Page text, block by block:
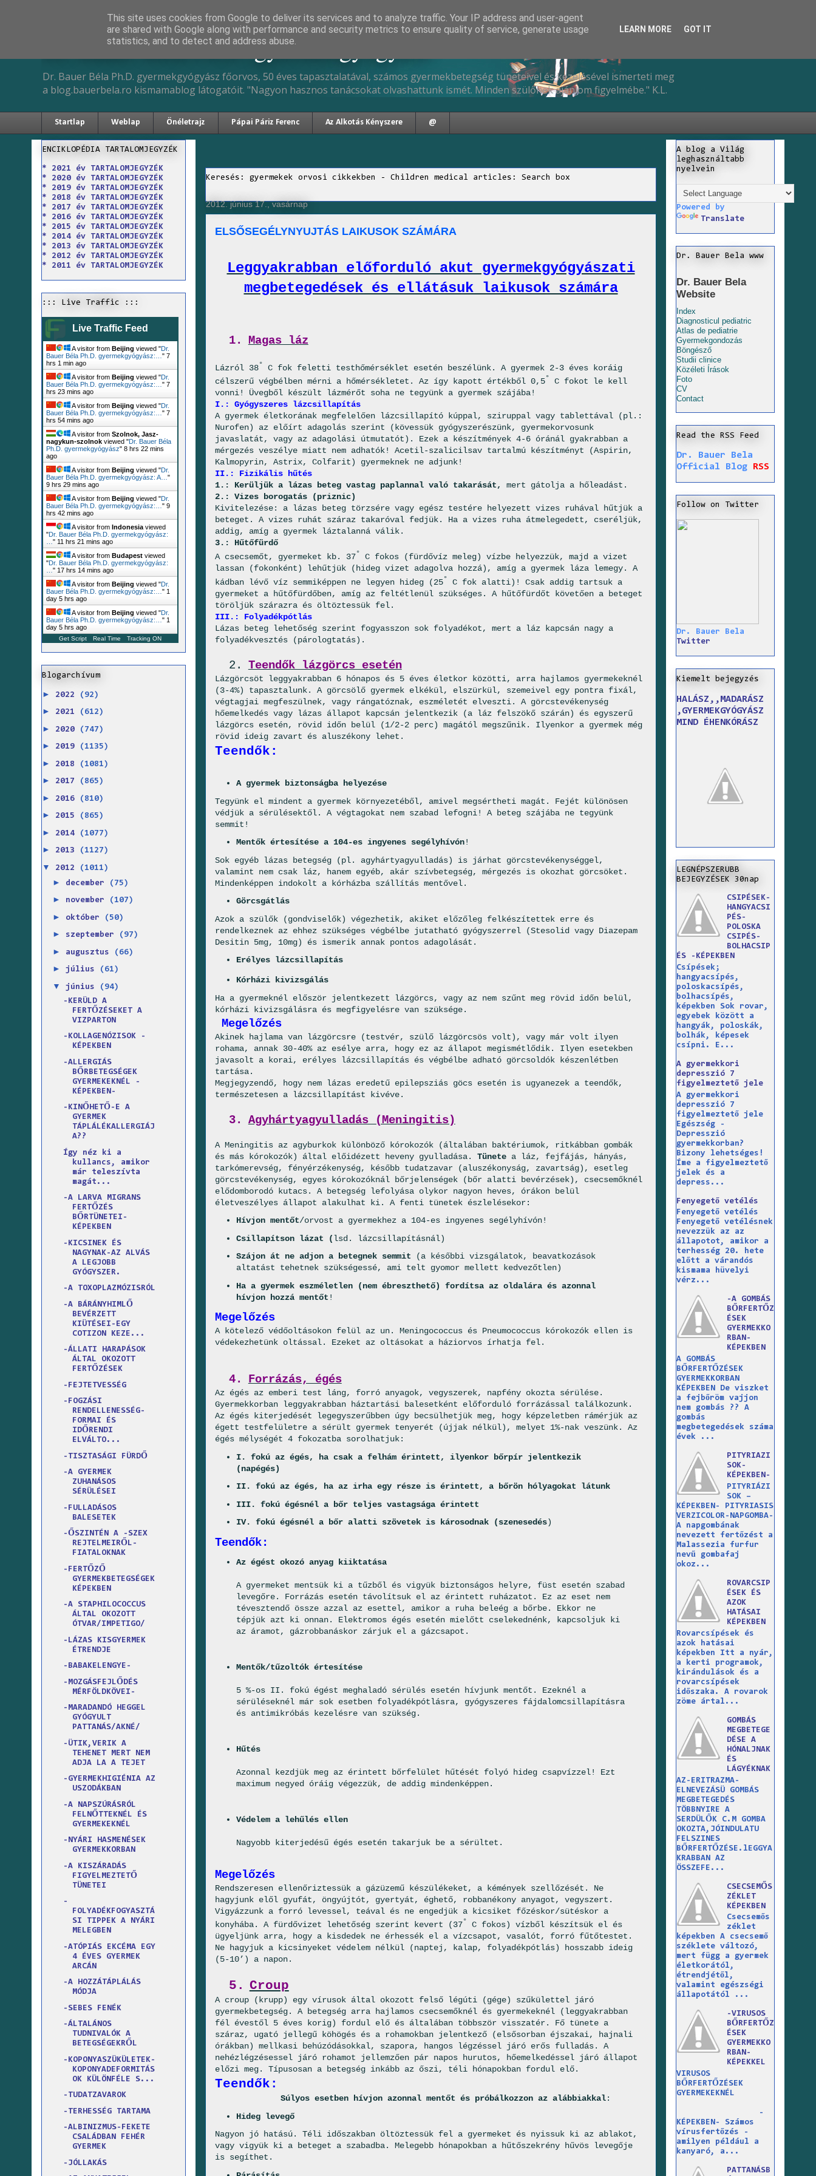
Dr. Bauer Béla Ph.D. gyermekgyógyász
Dr. Bauer Béla Ph.D. gyermekgyógyász főorvos, 50 éves tapasztalatával, számos gyermekbetegség tüneteivel és kezelésével ismerteti meg
a blog.bauerbela.ro kismamablog látogatóit. "Nagyon hasznos tanácsokat olvashattunk ismét. Minden szülőnek ajánlom figyelmébe." K.L.
Startlap Weblap Önéletrajz Pápai Páriz Ferenc Az Alkotás Kényszere @
Keresés: gyermekek orvosi cikkekben - Children medical articles: Search box
2012. június 17., vasárnap
ELSŐSEGÉLYNYUJTÁS LAIKUSOK SZÁMÁRA
Leggyakrabban előforduló akut gyermekgyógyászati
megbetegedések és ellátásuk laikusok számára
1. Magas láz
Lázról 38° C fok feletti testhőmérséklet esetén beszélünk. A gyermek 2-3 éves koráig
célszerű végbélben mérni a hőmérsékletet. Az így kapott értékből 0,5°
C fokot le kell
vonni! Üvegből készült lázmérőt soha ne tegyünk a gyermek szájába!
I. : Gyógyszeres lázcsillapítás
A gyermek életkorának megfelelően lázcsillapító kúppal, sziruppal vagy tablettával (pl.:
Nurofen) az előírt adagolás szerint (kövessük gyógyszerészünk, gyermekorvosunk
javaslatát, vagy az adagolási útmutatót). Ezek a készítmények 4-6 óránál gyakrabban a
mérgezés veszélye miatt nem adhatók! Acetil-szalicilsav tartalmú készítményt (Aspirin,
Kalmopyrin, Astrix, Colfarit) gyermeknek ne adjunk!
II.: Fizikális hűtés
1.: Kerüljük a lázas beteg vastag paplannal való takarását,
mert gátolja a hőleadást.
2.: Vizes borogatás (priznic)
Kivitelezése: a lázas beteg törzsére vagy egész testére helyezett vizes ruhával hűtjük a
beteget. A vizes ruhát száraz takaróval fedjük. Ha a vizes ruha átmelegedett, cseréljük,
addig, amíg a gyermek láztalanná válik.
3.: Hűtőfürdő
A csecsemőt, gyermeket kb. 37°
C fokos (fürdővíz meleg) vízbe helyezzük, majd a vizet
lassan (fokonként) lehűtjük (hideg vizet adagolva hozzá), amíg a gyermek láza lemegy. A
kádban lévő víz semmiképpen ne legyen hideg (25°
C fok alatti)! Csak addig tartsuk a
gyermeket a hűtőfürdőben, amíg az feltétlenül szükséges. A hűtőfürdőt követően a beteget
töröljük szárazra és öltöztessük fel.
III.: Folyadékpótlás
Lázas beteg lehetőség szerint fogyasszon sok folyadékot, mert a láz kapcsán nagy a
folyadékvesztés (párologtatás).
2. Teendők lázgörcs esetén
Lázgörcsöt leggyakrabban 6 hónapos és 5 éves életkor közötti, arra hajlamos gyermekeknél
(3-4%) tapasztalunk. A görcsölő gyermek elkékül, elszürkül, szemeivel egy pontra fixál,
végtagjai megfeszülnek, vagy rángatóznak, eszméletét elveszti. A görcstevékenység
hőemelkedés vagy lázas állapot kapcsán jelentkezik (a láz felszökő szárán) és egyszerű
lázgörcs esetén, rövid időn belül (1/2-2 perc) magától megszűnik. Ilyenkor a gyermek még
rövid ideig zavart és aluszékony lehet.
Teendők:
A gyermek biztonságba helyezése
Tegyünk el mindent a gyermek környezetéből, amivel megsértheti magát. Fejét különösen
védjük a sérülésektől. A végtagokat nem szabad lefogni! A beteg szájába ne tegyünk
semmit!
Mentők értesítése a 104-es ingyenes segélyhívón!
Sok egyéb lázas betegség (pl. agyhártyagyulladás) is járhat görcstevékenységgel,
valamint nem csak láz, hanem egyéb, akár szívbetegség, mérgezés is okozhat görcsöket.
Mindenképpen indokolt a kórházba szállítás mentővel.
Görcsgátlás
Azok a szülők (gondviselők) végezhetik, akiket előzőleg felkészítettek erre és
rendelkeznek az ehhez szükséges végbélbe jutatható gyógyszerrel (Stesolid vagy Diazepam
Desitin 5mg, 10mg) és ismerik annak pontos adagolását.
Erélyes lázcsillapítás
Kórházi kivizsgálás
Ha a gyermeknél először jelentkezett lázgörcs, vagy az nem szűnt meg rövid időn belül,
kórházi kivizsgálásra és megfigyelésre van szüksége.
Megelőzés
Akinek hajlama van lázgörcsre (testvér, szülő lázgörcsös volt), vagy már volt ilyen
rohama, annak 30-40% az esélye arra, hogy ez az állapot megismétlődik. Ilyen esetekben
javasolt a korai, erélyes lázcsillapítás és végbélbe adható görcsoldók készenlétben
tartása.
Megjegyzendő, hogy nem lázas eredetű epilepsziás göcs esetén is ugyanezek a teendők,
természetesen a lázcsillapítást kivéve.
3. Agyhártyagyulladás (Meningitis)
A Meningitis az agyburkok különböző kórokozók (általában baktériumok, ritkábban gombák
és más kórokozók) által előidézett heveny gyulladása.
Tünete a láz, fejfájás, hányás,
tarkómerevség, fényérzékenység, később tudatzavar (aluszékonyság, zavartság), esetleg
görcstevékenység, egyes kórokozóknál bőrjelenségek (bőr alatti bevérzések), csecsemőknél
elődomborodó kutacs. A betegség lefolyása olykor nagyon heves, órákon belül
életveszélyes állapot alakulhat ki. A fenti tünetek észlelésekor:
Hívjon mentőt/orvost a gyermekhez a 104-es ingyenes segélyhívón!
Csillapítson lázat (lsd. lázcsillapításnál)
Szájon át ne adjon a betegnek semmit
(a későbbi vizsgálatok, beavatkozások
altatást tehetnek szükségessé, ami telt gyomor mellett kedvezőtlen)
Ha a gyermek eszméletlen (nem ébreszthető) fordítsa az oldalára és azonnal
hívjon hozzá mentőt !
Megelőzés
A kötelező védőoltásokon felül az un. Meningococcus és Pneumococcus kórokozók ellen is
védekezhetünk oltással. Ezeket az oltásokat a háziorvos írhatja fel.
4. Forrázás, égés
Az égés az emberi test láng, forró anyagok, vegyszerek, napfény okozta sérülése.
Gyermekkorban leggyakrabban háztartási balesetként előforduló forrázással találkozunk.
Az égés kiterjedését legegyszerűbben úgy becsülhetjük meg, hogy képzeletben rámérjük az
égett testfelületre a sérült gyermek tenyerét (újjak nélkül), melyet 1%-nak veszünk. Az
égés mélységét 4 fokozatba sorolhatjuk:
I. fokú az égés, ha csak a felhám érintett, ilyenkor bőrpír jelentkezik
(napégés)
II. fokú az égés, ha az irha egy része is érintett, a bőrön hólyagokat látunk
III. fokú égésnél a bőr teljes vastagsága érintett
IV. fokú égésnél a bőr alatti szövetek is károsodnak (szenesedés)
Teendők:
Az égést okozó anyag kiiktatása
A gyermeket mentsük ki a tűzből és vigyük biztonságos helyre, füst esetén szabad
levegőre. Forrázás esetén távolítsuk el az érintett ruházatot. Ez az eset nem
tévesztendő össze azzal az esettel, amikor a ruha beleég a bőrbe. Ekkor ne
tépjük azt ki onnan. Elektromos égés esetén mielőtt cselekednénk, kapcsoljuk ki
az áramot, gázrobbanáskor zárjuk el a gázcsapot.
Mentők/tűzoltók értesítése
5 %-os II. fokú égést meghaladó sérülés esetén hívjunk mentőt. Ezeknél a
sérüléseknél már sok esetben folyadékpótlásra, gyógyszeres fájdalomcsillapításra
és antimikróbás kezelésre van szükség.
Hűtés
Azonnal kezdjük meg az érintett bőrfelület hűtését folyó hideg csapvízzel! Ezt
maximum negyed óráig végezzük, de addig mindenképpen.
Védelem a lehűlés ellen
Nagyobb kiterjedésű égés esetén takarjuk be a sérültet.
Megelőzés
Rendszeresen ellenőriztessük a gázüzemű készülékeket, a kémények szellőzését. Ne
hagyjunk elől gyufát, öngyújtót, gyertyát, éghető, robbanékony anyagot, vegyszert.
Vigyázzunk a forró levessel, teával és ne engedjük a kicsiket főzéskor/sütéskor a
konyhába. A fürdővizet lehetőség szerint kevert (37°
C fokos) vízből készítsük el és
ügyeljünk arra, hogy a kisdedek ne érhessék el a vízcsapot, vasalót, forró fűtőtestet.
Ne hagyjuk a kicsinyeket védelem nélkül (naptej, kalap, folyadékpótlás) hosszabb ideig
(5-10’) a napon.
5. Croup
A croup (krupp) egy vírusok által okozott felső légúti (gége) szűkülettel járó
gyermekbetegség. A betegség arra hajlamos csecsemőknél és gyermekeknél (leggyakrabban
fél évestől 5 éves korig) fordul elő és általában többször visszatér. Fő tünete a
száraz, ugató jellegű köhögés és a rohamokban jelentkező (elsősorban éjszakai, hajnali
órákban) mellkasi behúzódásokkal, szapora, hangos légzéssel járó erős fulladás. A
nehézlégzésessel járó rohamot jellemzően pár napos hurutos, hőemelkedéssel járó állapot
előzi meg. Típusosan a betegség inkább az őszi, téli hónapokban fordul elő.
Teendők:
Súlyos esetben hívjon azonnal mentőt és próbálkozzon az alábbiakkal:
Hideg levegő
Nagyon jó hatású. Téli időszakban öltöztessük fel a gyermeket és nyissuk ki az ablakot,
vagy vigyük ki a beteget a szabadba. Melegebb hónapokban a hűtőszekrény hűvös levegője
is segíthet.
ENCIKLOPÉDIA TARTALOMJEGYZÉK
* 2021 év TARTALOMJEGYZÉK
* 2020 év TARTALOMJEGYZÉK
* 2019 év TARTALOMJEGYZÉK
* 2018 év TARTALOMJEGYZÉK
* 2017 év TARTALOMJEGYZÉK
* 2016 év TARTALOMJEGYZÉK
* 2015 év TARTALOMJEGYZÉK
* 2014 év TARTALOMJEGYZÉK
* 2013 év TARTALOMJEGYZÉK
* 2012 év TARTALOMJEGYZÉK
* 2011 év TARTALOMJEGYZÉK
::: Live Traffic :::
Live Traffic Feed
A visitor from Beijing viewed "Dr.
Bauer Béla Ph.D. gyermekgyógyász:… " 7
hrs 1 min ago
A visitor from Beijing viewed "Dr.
Bauer Béla Ph.D. gyermekgyógyász:… " 7
hrs 23 mins ago
A visitor from Beijing viewed "Dr.
Bauer Béla Ph.D. gyermekgyógyász:… " 7
hrs 54 mins ago
A visitor from Szolnok, Jasz-
nagykun-szolnok viewed "Dr. Bauer Béla
Ph.D. gyermekgyógyász" 8 hrs 22 mins
ago
A visitor from Beijing viewed "Dr.
Bauer Béla Ph.D. gyermekgyógyász: A… "
9 hrs 29 mins ago
A visitor from Beijing viewed "Dr.
Bauer Béla Ph.D. gyermekgyógyász:… " 9
hrs 42 mins ago
A visitor from Indonesia viewed
"Dr. Bauer Béla Ph.D. gyermekgyógyász:
" 11 hrs 21 mins ago
A visitor from Budapest viewed
"Dr. Bauer Béla Ph.D. gyermekgyógyász:
" 17 hrs 14 mins ago
A visitor from Beijing viewed "Dr.
Bauer Béla Ph.D. gyermekgyógyász:… " 1
day 5 hrs ago
A visitor from Beijing viewed "Dr.
Bauer Béla Ph.D. gyermekgyógyász:… " 1
day 5 hrs ago
Get Script Real Time Tracking ON
Blogarchívum
► 2022 (92)
► 2021 (612)
► 2020 (747)
► 2019 (1135)
► 2018 (1081)
► 2017 (865)
► 2016 (810)
► 2015 (865)
► 2014 (1077)
► 2013 (1127)
▼ 2012 (1011)
► december (75)
► november (107)
► október (50)
► szeptember (97)
► augusztus (66)
► július (61)
▼ június
(94)
-KERÜLD A
FERTŐZÉSEKET A
VIZPARTON
-KOLLAGENÓZISOK -
KÉPEKBEN
-ALLERGIÁS
BŐRBETEGSÉGEK
GYERMEKEKNÉL -
KÉPEKBEN-
-KINŐHETŐ-E A
GYERMEK
TÁPLÁLÉKALLERGIÁJ
A??
Így néz ki a
kullancs, amikor
már teleszívta
magát...
-A LARVA MIGRANS
FERTŐZÉS
BŐRTÜNETEI-
KÉPEKBEN
-KICSINEK ÉS
NAGYNAK-AZ ALVÁS
A LEGJOBB
GYÓGYSZER.
-A TOXOPLAZMÓZISRÓL
-A BÁRÁNYHIMLŐ
BEVÉRZETT
KIÜTÉSEI-EGY
COTIZON KEZE...
-ÁLLATI HARAPÁSOK
ÁLTAL OKOZOTT
FERTŐZÉSEK
-FEJTETVESSÉG
-FOGZÁSI
RENDELLENESSÉG-
FORMAI ÉS
IDŐRENDI
ELVÁLTO...
-TISZTASÁGI FÜRDŐ
-A GYERMEK
ZUHANÁSOS
SÉRÜLÉSEI
-FULLADÁSOS
BALESETEK
-ŐSZINTÉN A -SZEX
REJTELMEIRŐL-
FIATALOKNAK
-FERTŐZŐ
GYERMEKBETEGSÉGEK
KÉPEKBEN
-A STAPHILOCOCCUS
ÁLTAL OKOZOTT
ÓTVAR/IMPETIGO/
-LÁZAS KISGYERMEK
ÉTRENDJE
-BABAKELENGYE-
-MOZGÁSFEJLŐDÉS
MÉRFÖLDKÖVEI-
-MARADANDÓ HEGGEL
GYÓGYULT
PATTANÁS/AKNÉ/
-ÜTIK,VERIK A
TEHENET MERT NEM
ADJA LA A TEJET
-GYERMEKHIGIÉNIA AZ
USZODÁKBAN
-A NAPSZÚRÁSRÓL
FELNŐTTEKNÉL ÉS
GYERMEKEKNÉL
-NYÁRI HASMENÉSEK
GYERMEKKORBAN
-A KISZÁRADÁS
FIGYELMEZTETŐ
TÜNETEI
-
FOLYADÉKFOGYASZTÁ
SI TIPPEK A NYÁRI
MELEGBEN
-ATÓPIÁS EKCÉMA EGY
4 ÉVES GYERMEK
ARCÁN
-A HOZZÁTÁPLÁLÁS
MÓDJA
-SEBES FENÉK
-ÁLTALÁNOS
TUDNIVALÓK A
BETEGSÉGEKRŐL
-KOPONYASZÜKÜLETEK-
KOPONYADEFORMITÁS
OK KÜLÖNFÉLE S...
-TUDATZAVAROK
-TERHESSÉG TARTAMA
-ALBINIZMUS-FEKETE
CSALÁDBAN FEHÉR
GYERMEK
-JÓLLAKÁS
A blog a Világ
leghasználtabb
nyelvein
Powered by
Translate
Dr. Bauer Bela www
Dr. Bauer Bela
Website
Index
Diagnosticul pediatric
Atlas de pediatrie
Gyermekgondozás
Böngésző
Studii clinice
Közéleti Írások
Foto
CV
Contact
Read the RSS Feed
Dr. Bauer Bela
Official Blog
RSS
Follow on Twitter
Dr. Bauer Bela
Twitter
Kiemelt bejegyzés
HALÁSZ,,MADARÁSZ
,GYERMEKGYÓGYÁSZ
MIND ÉHENKÓRÁSZ
LEGNÉPSZERUBB
BEJEGYZÉSEK 30nap
CSIPÉSEK-
HANGYACSI
PÉS-
POLOSKA
CSIPÉS-
BOLHACSIP
ÉS -KÉPEKBEN
Csípések;
hangyacsípés,
poloskacsípés,
bolhacsípés,
képekben Sok rovar,
egyebek között a
hangyák, poloskák,
bolhák, képesek
csípni. E...
A gyermekkori
depresszió 7
figyelmeztető jele
A gyermekkori
depresszió 7
figyelmeztető jele
Egészség -
Depresszió
gyermekkorban?
Bizony lehetséges!
Íme a figyelmeztető
jelek és a
depress...
Fenyegető vetélés
Fenyegető vetélés
Fenyegető vetélésnek
nevezzük az az
állapotot, amikor a
terhesség 20. hete
előtt a várandós
kismama hüvelyi
vérz...
-A GOMBÁS
BŐRFERTŐZ
ÉSEK
GYERMEKKO
RBAN-
KÉPEKBEN
A GOMBÁS
BŐRFERTŐZÉSEK
GYERMEKKORBAN
KÉPEKBEN De viszket
a fejbőröm vajjon
nem gombás ?? A
gombás
megbetegedések száma
évek ...
PITYRIAZI
SOK-
KÉPEKBEN-
PITYRIÁZI
SOK –
KÉPEKBEN- PITYRIASIS
VERZICOLOR-NAPGOMBA-
A napgombának
nevezett fertőzést a
Malassezia furfur
nevű gombafaj
okoz...
ROVARCSIP
ÉSEK ÉS
AZOK
HATÁSAI
KÉPEKBEN
Rovarcsípések és
azok hatásai
képekben Itt a nyár,
a kerti programok,
kirándulások és a
rovarcsípések
időszaka. A rovarok
zöme ártal...
GOMBÁS
MEGBETEGE
DÉSE A
HÓNALJNAK
ÉS
LÁGYÉKNAK
AZ-ERITRAZMA-
ELNEVEZÁSÜ GOMBÁS
MEGBETEGEDÉS
TÖBBNYIRE A
SERDÜLŐK C.M GOMBA
OKOZTA,JÓINDULATU
FELSZINES
BŐRFERTŐZÉSE.lEGGYA
KRABBAN AZ
ÖSSZEFE...
CSECSEMŐS
ZÉKLET
KÉPEKBEN
Csecsemős
zéklet
képekben A csecsemő
széklete változó,
mert függ a gyermek
életkorától,
étrendjétől,
valamint egészségi
állapotától ...
-VIRUSOS
BŐRFERTŐZ
ÉSEK
GYERMEKKO
RBAN-
KÉPEKKEL
VIRUSOS
BŐRFERTŐZÉSEK
GYERMEKEKNÉL
-
KÉPEKBEN- Számos
vírusfertőzés -
amilyen például a
kanyaró, a...
PATTANÁSB
This site uses cookies from Google to deliver its services and to analyze traffic. Your IP address and user-agent
are shared with Google along with performance and security metrics to ensure quality of service, generate usage
statistics, and to detect and address abuse.
LEARN MORE GOT IT